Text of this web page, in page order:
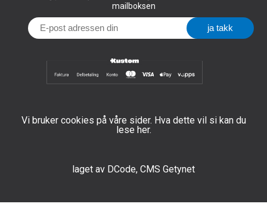
mailboksen
Vi bruker cookies på våre sider. Hva dette vil si kan du
lese her.
laget av DCode, CMS Getynet